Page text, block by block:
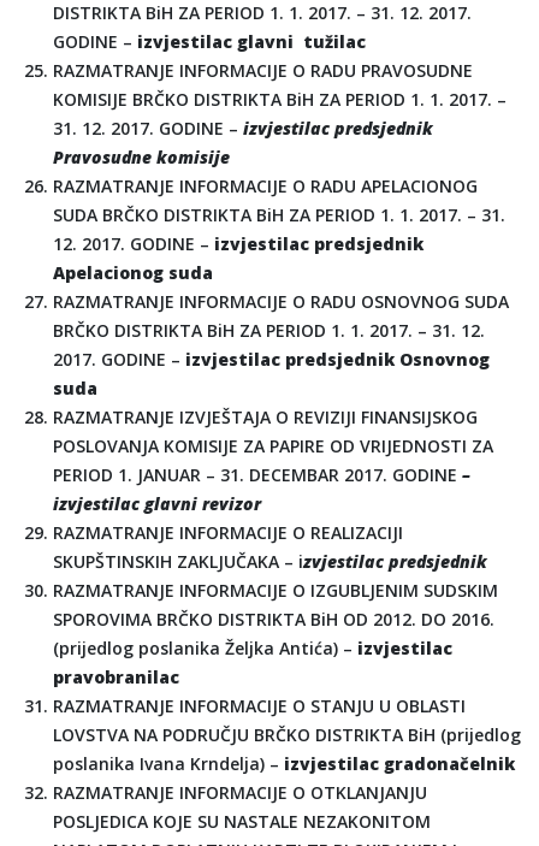
DISTRIKTA BiH ZA PERIOD 1. 1. 2017. – 31. 12. 2017.
GODINE – izvjestilac glavni tužilac
RAZMATRANJE INFORMACIJE O RADU PRAVOSUDNE
KOMISIJE BRČKO DISTRIKTA BiH ZA PERIOD 1. 1. 2017. –
31. 12. 2017. GODINE – izvjestilac predsjednik
Pravosudne komisije
RAZMATRANJE INFORMACIJE O RADU APELACIONOG
SUDA BRČKO DISTRIKTA BiH ZA PERIOD 1. 1. 2017. – 31.
12. 2017. GODINE – izvjestilac predsjednik
Apelacionog suda
RAZMATRANJE INFORMACIJE O RADU OSNOVNOG SUDA
BRČKO DISTRIKTA BiH ZA PERIOD 1. 1. 2017. – 31. 12.
2017. GODINE – izvjestilac predsjednik Osnovnog
suda
RAZMATRANJE IZVJEŠTAJA O REVIZIJI FINANSIJSKOG
POSLOVANJA KOMISIJE ZA PAPIRE OD VRIJEDNOSTI ZA
PERIOD 1. JANUAR – 31. DECEMBAR 2017. GODINE –
izvjestilac glavni revizor
RAZMATRANJE INFORMACIJE O REALIZACIJI
SKUPŠTINSKIH ZAKLJUČAKA – izvjestilac predsjednik
RAZMATRANJE INFORMACIJE O IZGUBLJENIM SUDSKIM
SPOROVIMA BRČKO DISTRIKTA BiH OD 2012. DO 2016.
(prijedlog poslanika Željka Antića) – izvjestilac
pravobranilac
RAZMATRANJE INFORMACIJE O STANJU U OBLASTI
LOVSTVA NA PODRUČJU BRČKO DISTRIKTA BiH (prijedlog
poslanika Ivana Krndelja) – izvjestilac gradonačelnik
RAZMATRANJE INFORMACIJE O OTKLANJANJU
POSLJEDICA KOJE SU NASTALE NEZAKONITOM